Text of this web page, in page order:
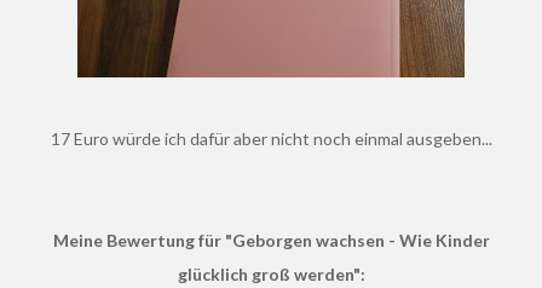
17 Euro würde ich dafür aber nicht noch einmal ausgeben...
Meine Bewertung für "Geborgen wachsen - Wie Kinder
glücklich groß werden":